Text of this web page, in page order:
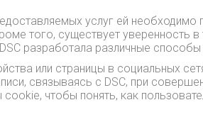
услуг ей необходимо
того, существует уверенность
разработала различные
или страницы в социальных
связываясь с DSC, при
чтобы понять, как